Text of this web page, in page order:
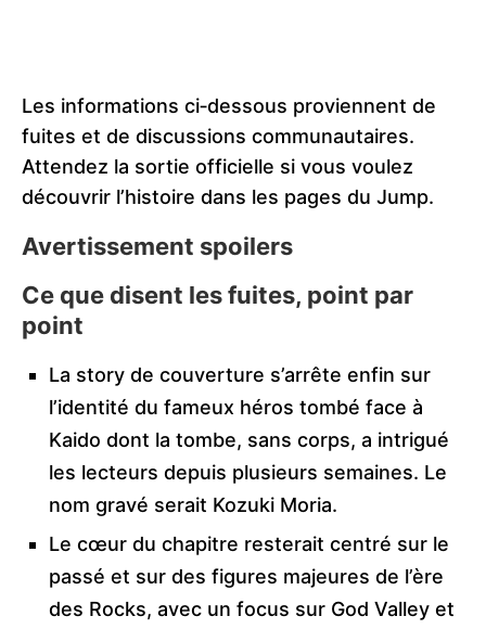
Les informations ci‑dessous proviennent de
fuites et de discussions communautaires.
Attendez la sortie officielle si vous voulez
découvrir l’histoire dans les pages du Jump.
Avertissement spoilers
Ce que disent les fuites, point par
point
La story de couverture s’arrête enfin sur
l’identité du fameux héros tombé face à
Kaido dont la tombe, sans corps, a intrigué
les lecteurs depuis plusieurs semaines. Le
nom gravé serait Kozuki Moria.
Le cœur du chapitre resterait centré sur le
passé et sur des figures majeures de l’ère
des Rocks, avec un focus sur God Valley et